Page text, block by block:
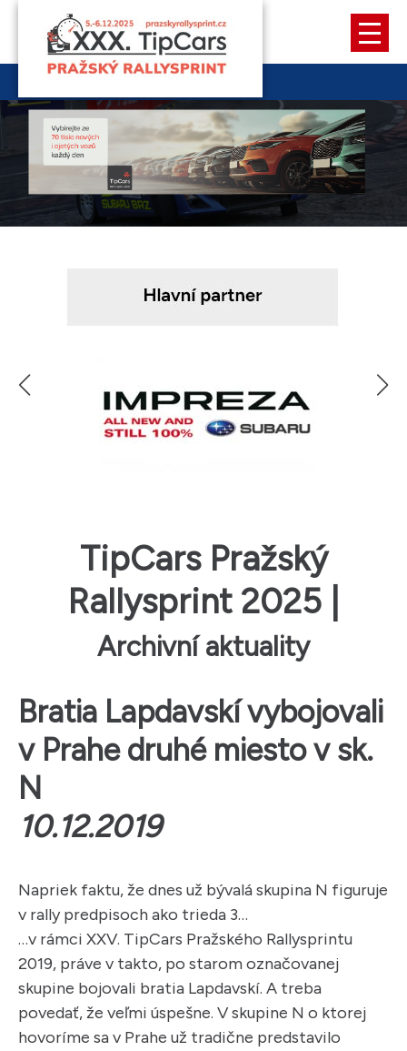
TipCars Pražský
Rallysprint 2025 |
Archivní aktuality
Bratia Lapdavskí vybojovali
v Prahe druhé miesto v sk.
N
10.12.2019
Napriek faktu, že dnes už bývalá skupina N figuruje
v rally predpisoch ako trieda 3…
…v rámci XXV. TipCars Pražského Rallysprintu
2019, práve v takto, po starom označovanej
skupine bojovali bratia Lapdavskí. A treba
povedať, že veľmi úspešne. V skupine N o ktorej
hovoríme sa v Prahe už tradične predstavilo